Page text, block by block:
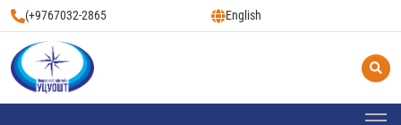
(+9767032-2865 English